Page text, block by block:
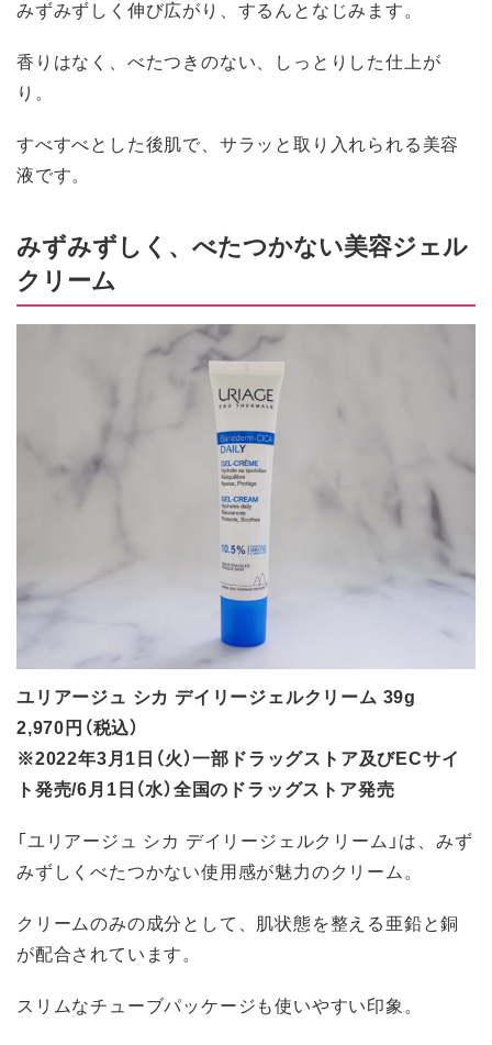
みずみずしく伸び広がり、するんとなじみます。
香りはなく、べたつきのない、しっとりした仕上が
り。
すべすべとした後肌で、サラッと取り入れられる美容
液です。
みずみずしく、べたつかない美容ジェル
クリーム
ユリアージュ シカ デイリージェルクリーム 39g
2,970円（税込）
※2022年3月1日（火）一部ドラッグストア及びECサイ
ト発売/6月1日（水）全国のドラッグストア発売
「ユリアージュ シカ デイリージェルクリーム」は、みず
みずしくべたつかない使用感が魅力のクリーム。
クリームのみの成分として、肌状態を整える亜鉛と銅
が配合されています。
スリムなチューブパッケージも使いやすい印象。